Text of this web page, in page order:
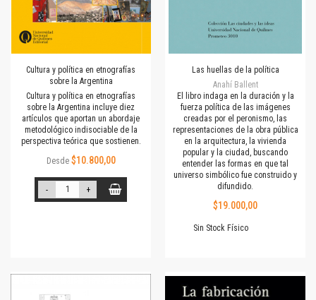
Cultura y política en etnografías
sobre la Argentina
Cultura y política en etnografías
sobre la Argentina incluye diez
artículos que aportan un abordaje
metodológico indisociable de la
perspectiva teórica que sostienen.
Desde $10.800,00
- +
Las huellas de la política
Anahí Ballent
El libro indaga en la duración y la
fuerza política de las imágenes
creadas por el peronismo, las
representaciones de la obra pública
en la arquitectura, la vivienda
popular y la ciudad, buscando
entender las formas en que tal
universo simbólico fue construido y
difundido.
$19.000,00
Sin Stock Físico